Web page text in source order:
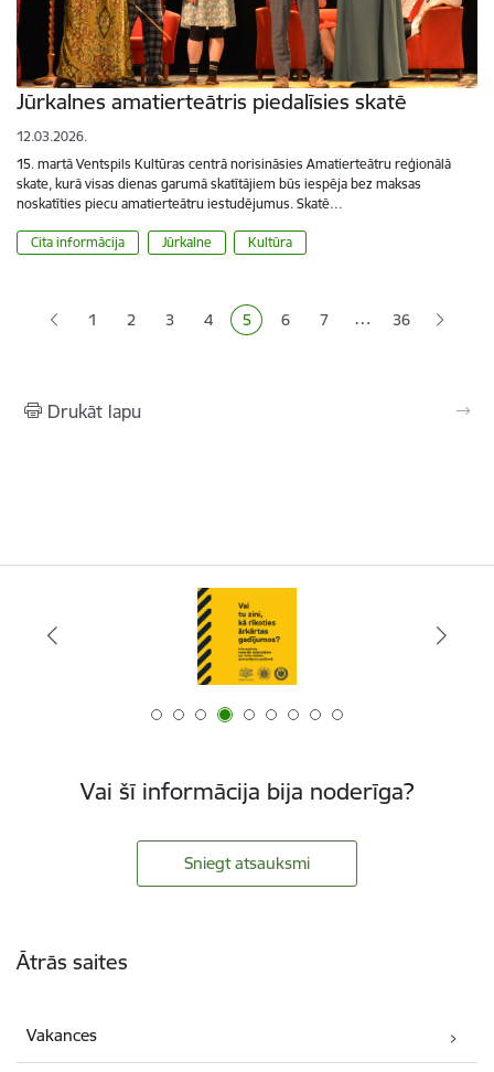
Jūrkalnes amatierteātris piedalīsies skatē
12.03.2026.
15. martā Ventspils Kultūras centrā norisināsies Amatierteātru reģionālā
skate, kurā visas dienas garumā skatītājiem būs iespēja bez maksas
noskatīties piecu amatierteātru iestudējumus. Skatē…
Cita informācija Jūrkalne Kultūra
1 Lapa
2 Lapa
3 Lapa
4 Pašreizējā lapa
5 Lapa
6 Lapa
7 … 36
Drukāt lapu
Vai šī informācija bija noderīga?
Sniegt atsauksmi
Ātrās saites
Vakances